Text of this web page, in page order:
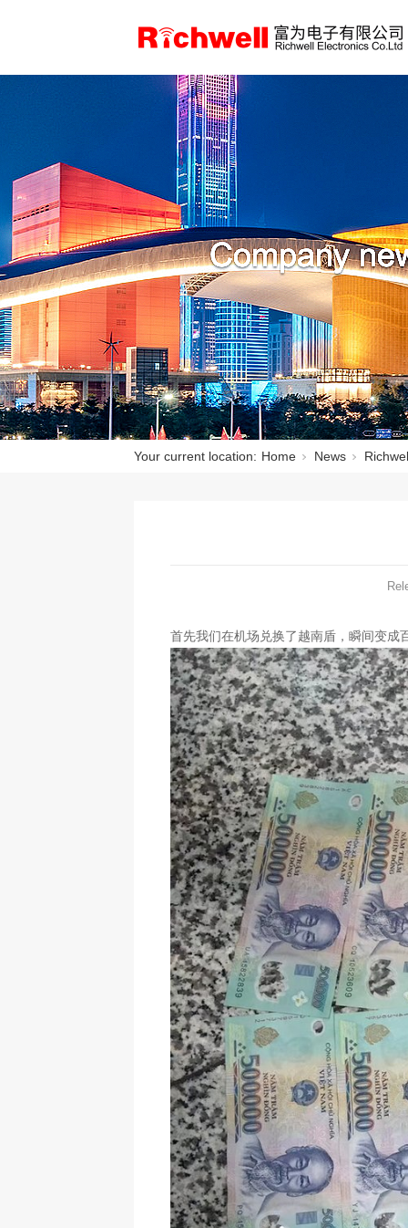
Your current location: Home News
首先我们在机场兑换了越南盾，瞬间变成